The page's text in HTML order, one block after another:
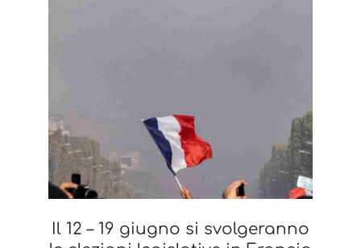
Il 12 – 19 giugno si svolgeranno